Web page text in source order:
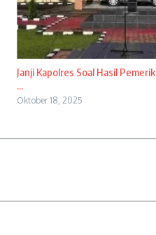
Janji Kapolres Soal Hasil
...
Oktober 18, 2025